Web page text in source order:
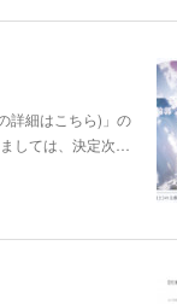
詳細はこちら)」の
しては、決定次…